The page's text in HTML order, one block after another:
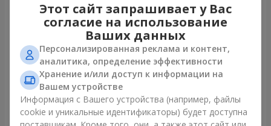
Букет "Piedmont"
4 879 грн
Композиция "Сильвия"
3 513 грн
Этот сайт запрашивает у Вас
согласие на использование
Ваших данных
Персонализированная реклама и контент,
аналитика, определение эффективности
Хранение и/или доступ к информации на
Вашем устройстве
Информация с Вашего устройства (например, файлы
cookie и уникальные идентификаторы) будет доступна